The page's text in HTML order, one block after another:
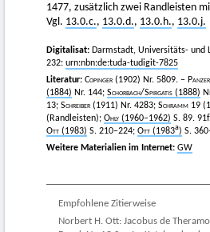
1477, zusätzlich zwei Randleisten
Vgl. 13.0.c., 13.0.d., 13.0.h., 13.0.j.
Digitalisat: Darmstadt, Universitäts- und
232: urn:nbn:de:tuda-tudigit-7825
Literatur: Copinger (1902) Nr. 5809. – Panzer
(1884) Nr. 144; Schorbach/Spirgatis (1888)
13; Schreiber (1911) Nr. 4283; Schramm 19
(Randleisten); Ohly (1960–1962) S. 89.
Ott (1983) S. 210–224; Ott (1983a) S.
Weitere Materialien im Internet: GW
Empfohlene Zitierweise
Norbert H. Ott: Jacobus de